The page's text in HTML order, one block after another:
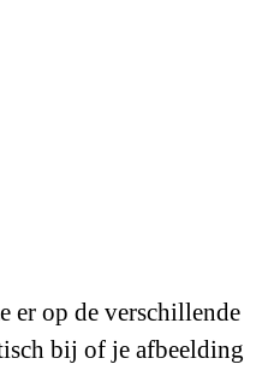
er op de verschillende
bij of je afbeelding